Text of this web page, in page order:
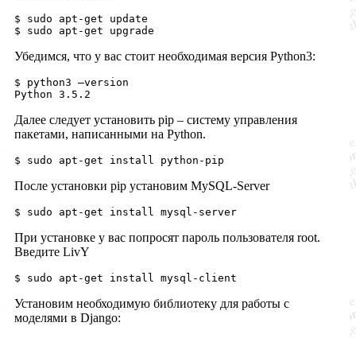
$ sudo apt-get update
Убедимся, что у вас стоит необходимая версия Python3:
$ python3 –version
Далее следует установить pip – систему управления
пакетами, написанными на Python.
После установки pip установим MySQL-Server
При установке у вас попросят пароль пользователя root.
Введите LivY
Установим необходимую библиотеку для работы с
моделями в Django: